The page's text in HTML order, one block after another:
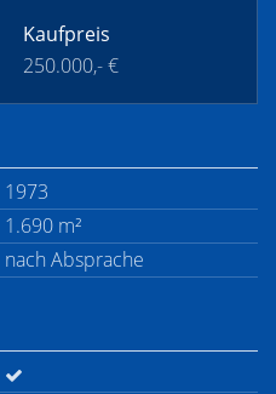
Kaufpreis
250.000,- €
1973
1.690 m²
nach Absprache